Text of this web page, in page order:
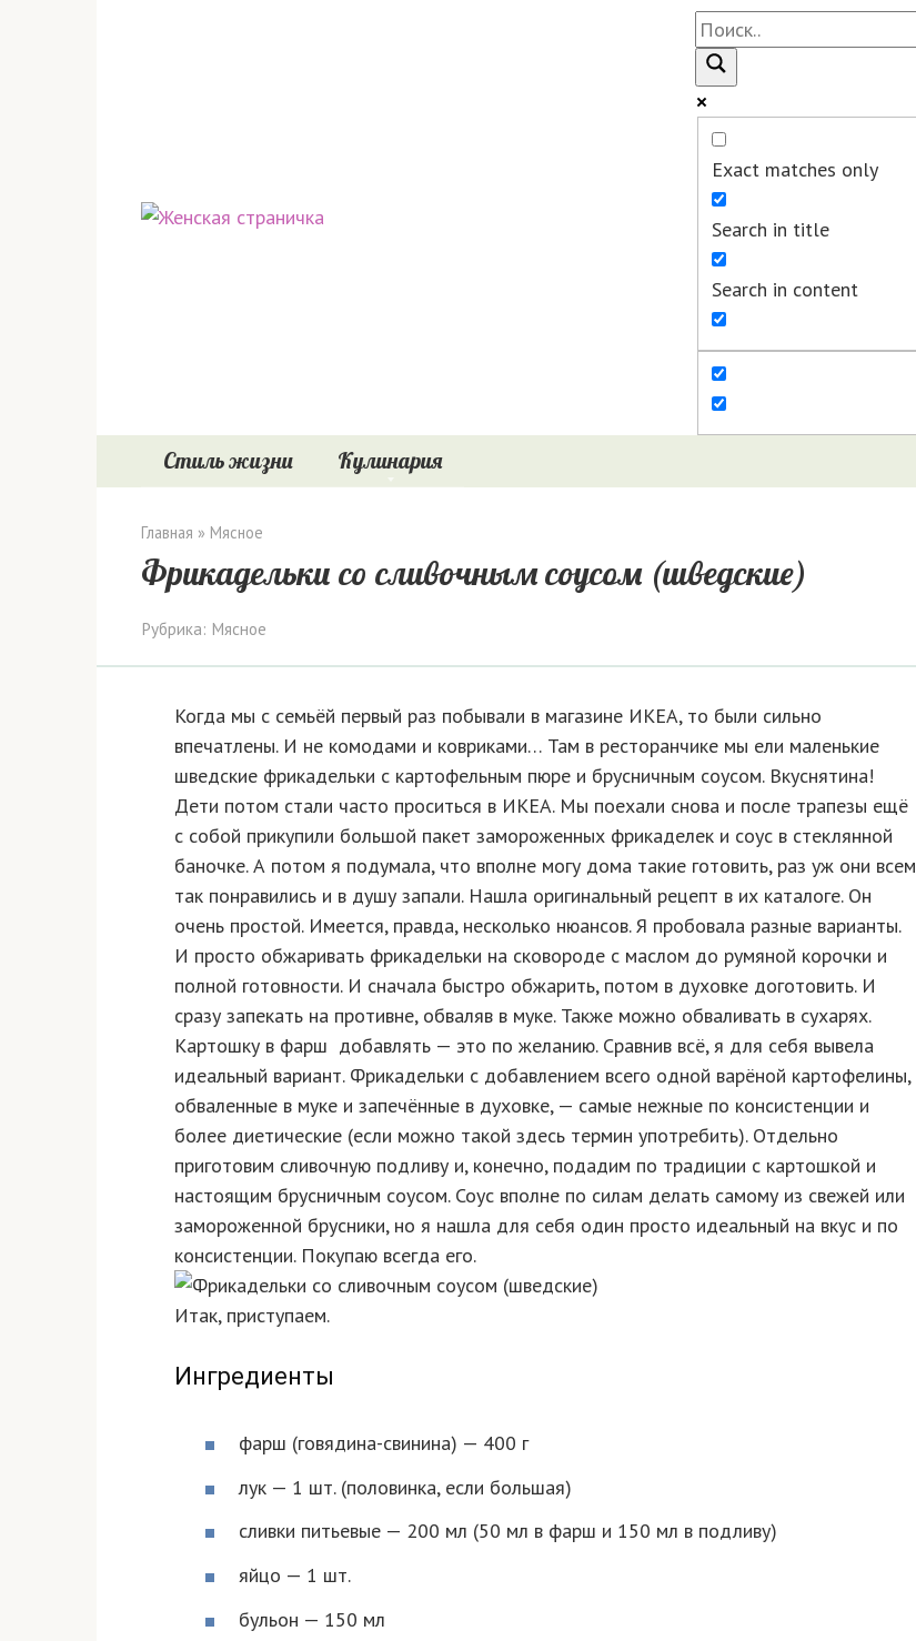
Exact matches only
Search in title
Search in content
Стиль жизни Кулинария
Главная » Мясное
Фрикадельки со сливочным соусом (шведские)
Рубрика: Мясное
Когда мы с семьёй первый раз побывали в магазине ИКЕА, то были сильно
впечатлены. И не комодами и ковриками… Там в ресторанчике мы ели маленькие
шведские фрикадельки с картофельным пюре и брусничным соусом. Вкуснятина!
Дети потом стали часто проситься в ИКЕА. Мы поехали снова и после трапезы ещё
с собой прикупили большой пакет замороженных фрикаделек и соус в стеклянной
баночке. А потом я подумала, что вполне могу дома такие готовить, раз уж они всем
так понравились и в душу запали. Нашла оригинальный рецепт в их каталоге. Он
очень простой. Имеется, правда, несколько нюансов. Я пробовала разные варианты.
И просто обжаривать фрикадельки на сковороде с маслом до румяной корочки и
полной готовности. И сначала быстро обжарить, потом в духовке доготовить. И
сразу запекать на противне, обваляв в муке. Также можно обваливать в сухарях.
Картошку в фарш добавлять — это по желанию. Сравнив всё, я для себя вывела
идеальный вариант. Фрикадельки с добавлением всего одной варёной картофелины,
обваленные в муке и запечённые в духовке, — самые нежные по консистенции и
более диетические (если можно такой здесь термин употребить). Отдельно
приготовим сливочную подливу и, конечно, подадим по традиции с картошкой и
настоящим брусничным соусом. Соус вполне по силам делать самому из свежей или
замороженной брусники, но я нашла для себя один просто идеальный на вкус и по
консистенции. Покупаю всегда его.
Итак, приступаем.
Ингредиенты
фарш (говядина-свинина) — 400 г
лук — 1 шт. (половинка, если большая)
сливки питьевые — 200 мл (50 мл в фарш и 150 мл в подливу)
яйцо — 1 шт.
бульон — 150 мл